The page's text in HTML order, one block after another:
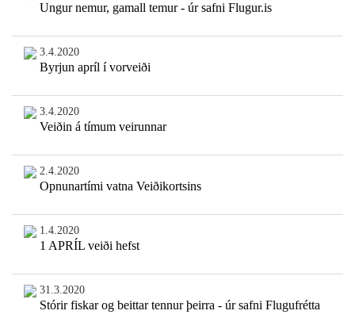
Ungur nemur, gamall temur - úr safni Flugur.is
3.4.2020
Byrjun apríl í vorveiði
3.4.2020
Veiðin á tímum veirunnar
2.4.2020
Opnunartími vatna Veiðikortsins
1.4.2020
1 APRÍL veiði hefst
31.3.2020
Stórir fiskar og beittar tennur þeirra - úr safni Flugufrétta